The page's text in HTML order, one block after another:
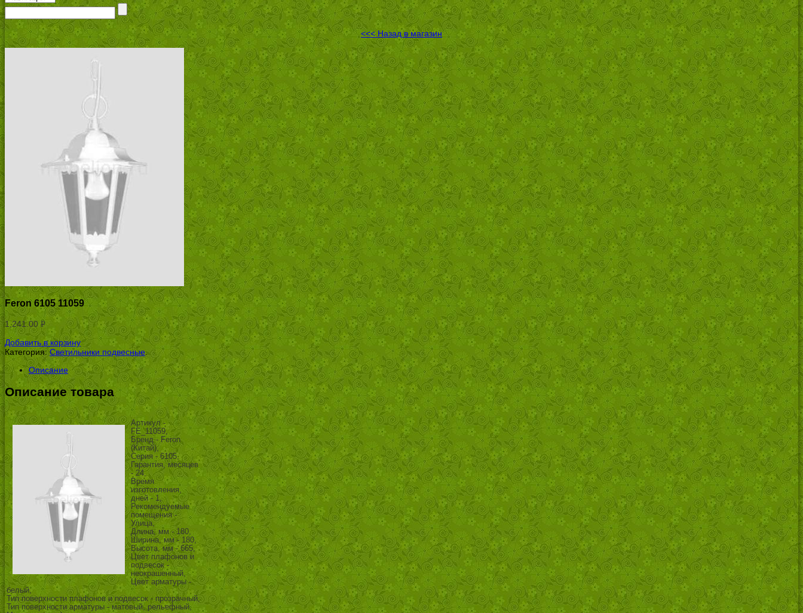
<<< Назад в магазин
Feron 6105 11059
1,241.00 Р
УБ.
Добавить в корзину
Категория:Светильники подвесные.
Описание
Описание товара
Артикул -
FE_11059,
Бренд - Feron
(Китай),
Серия - 6105,
Гарантия, месяцев
- 24,
Время
изготовления,
дней - 1,
Рекомендуемые
помещения -
Улица,
Длина, мм - 180,
Ширина, мм - 180,
Высота, мм - 665,
Цвет плафонов и
подвесок -
неокрашенный,
Цвет арматуры -
белый,
Тип поверхности плафонов и подвесок - прозрачный,
Тип поверхности арматуры - матовый, рельефный,